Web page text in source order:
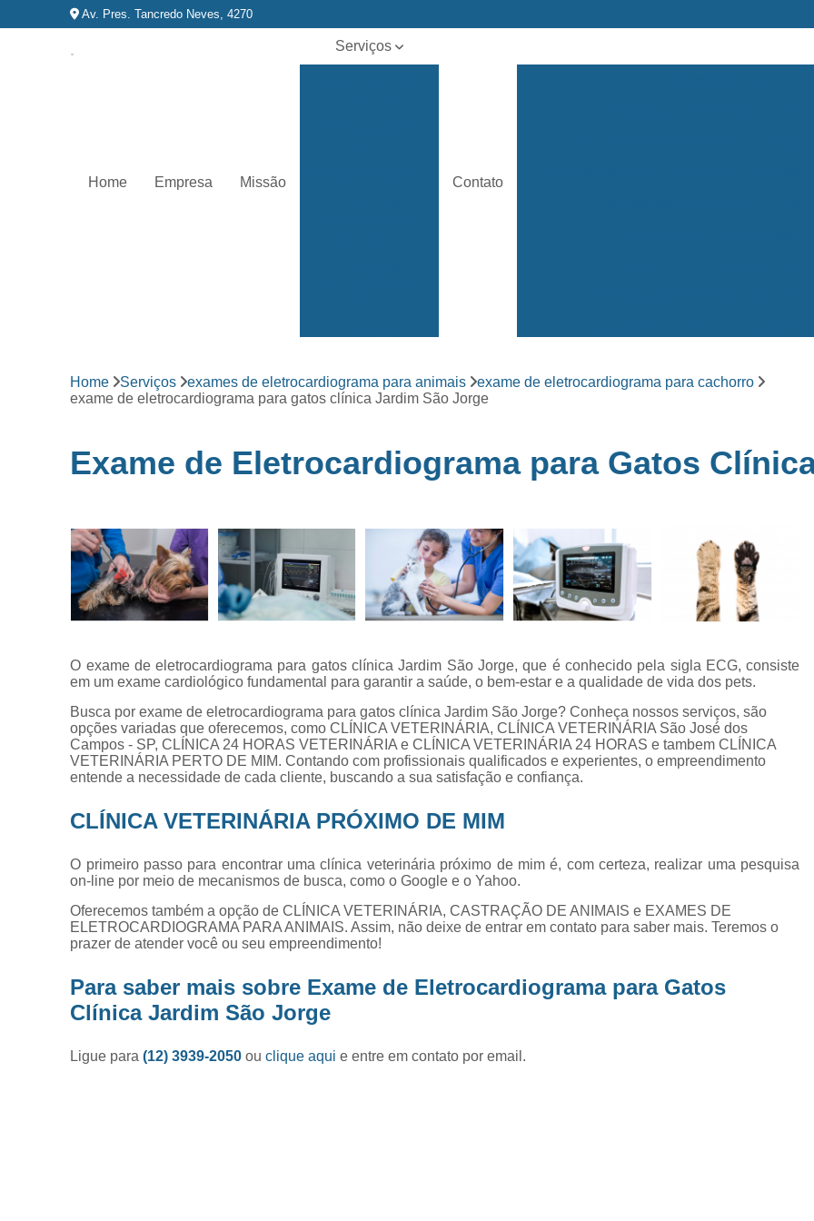
Av. Pres. Tancredo Neves, 4270
Home Empresa Missão
Serviços
Fisioterapia para
animais
Ozonioterapia
Veterinários 24
Veterinários
Contato
Clínica Veterinária Mais Próxima
Clínica Veterinária Popular Caçapava
Exame de Eletrocardiograma em Cães
Exame de Eletrocardiograma para Animais
Exame de
Exame de
Exame de
Exame de Raio X do Tórax para
Exame de Raio X para
Exame de Ultrassom Abdominal Cão
Exame de Ultrassom
Exame de Ultrassom
Exame de Ultrassom para
Home Serviços exames de eletrocardiograma para animais
exame de eletrocardiograma para cachorro
exame de eletrocardiograma para gatos clínica Jardim São Jorge
Exame de Eletrocardiograma para Gatos
O exame de eletrocardiograma para gatos clínica Jardim São Jorge, que é conhecido pela sigla ECG, consiste
em um exame cardiológico fundamental para garantir a saúde, o bem-estar e a qualidade de vida dos pets.
Busca por exame de eletrocardiograma para gatos clínica Jardim São Jorge? Conheça nossos serviços, são
opções variadas que oferecemos, como CLÍNICA VETERINÁRIA, CLÍNICA VETERINÁRIA São José dos
Campos - SP, CLÍNICA 24 HORAS VETERINÁRIA e CLÍNICA VETERINÁRIA 24 HORAS e tambem CLÍNICA
VETERINÁRIA PERTO DE MIM. Contando com profissionais qualificados e experientes, o empreendimento
entende a necessidade de cada cliente, buscando a sua satisfação e confiança.
CLÍNICA VETERINÁRIA PRÓXIMO DE MIM
O primeiro passo para encontrar uma clínica veterinária próximo de mim é, com certeza, realizar uma pesquisa
on-line por meio de mecanismos de busca, como o Google e o Yahoo.
Oferecemos também a opção de CLÍNICA VETERINÁRIA, CASTRAÇÃO DE ANIMAIS e EXAMES DE
ELETROCARDIOGRAMA PARA ANIMAIS. Assim, não deixe de entrar em contato para saber mais. Teremos o
prazer de atender você ou seu empreendimento!
Para saber mais sobre Exame de Eletrocardiograma para Gatos
Clínica Jardim São Jorge
Ligue para(12) 3939-2050ouclique aqui e entre em contato por email.